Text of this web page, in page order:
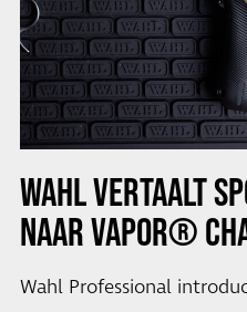
WAHL VERTAALT
NAAR VAPOR®
Wahl Professional